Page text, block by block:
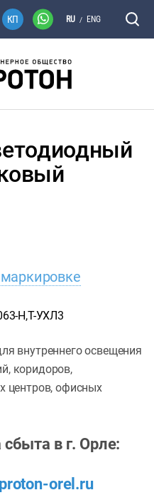
RU / ENG
Н,Т-УХЛ3
внутреннего освещения
коридоров,
центров, офисных
сбыта в г. Орле:
orel.ru